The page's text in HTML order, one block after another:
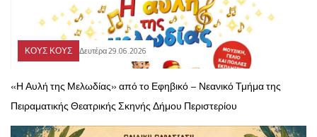
ΚΟΥΣ ΚΟΥΣ Δευτέρα 29.06.2026
«Η Αυλή της Μελωδίας» από το Εφηβικό – Νεανικό Τμήμα της
Πειραματικής Θεατρικής Σκηνής Δήμου Περιστερίου